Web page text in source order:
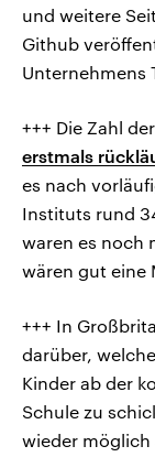
und weitere
Github
Unternehmens
+++ Die Zahl der
erstmals
es nach
Instituts rund
waren es noch
wären gut eine
+++ In
darüber,
Kinder ab der
Schule zu
wieder möglich